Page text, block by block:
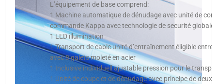
L’équipement de base comprend:
1 Machine automatique de dénudage avec unité de
commande Kappa avec technologie de securité globale
1 LED illumination
1 Transport de cable unité d’entraînement éligible
avec 8 galets moleté en acier
1 Inclusive individuell ajustable pression pour le
1 Unité de coupe et de dénudage avec principe de deux